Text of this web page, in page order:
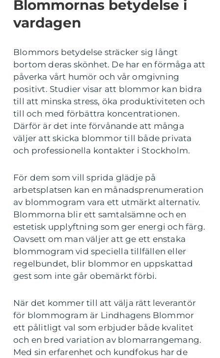
Blommornas betydelse i
vardagen
Blommors betydelse sträcker sig långt
bortom deras skönhet. De har en förmåga att
påverka vårt humör och vår omgivning
positivt. Studier visar att blommor kan bidra
till att minska stress, öka produktiviteten och
till och med förbättra koncentrationen.
Därför är det inte förvånande att många
väljer att skicka blommor till både privata
och professionella kontakter i Stockholm.
För dem som vill sprida glädje på
arbetsplatsen kan en månadsprenumeration
av blommogram vara ett utmärkt alternativ.
Blommorna blir ett samtalsämne och en
estetisk upplyftning som ger energi och färg.
Oavsett om man väljer att ge ett enstaka
blommogram vid speciella tillfällen eller
regelbundet, blir blommor en uppskattad
gest som inte går obemärkt förbi.
När det kommer till att välja rätt leverantör
för blommogram är Lindhagens Blommor
ett pålitligt val som erbjuder både kvalitet
och en bred variation av blomarrangemang.
Med sin erfarenhet och kundfokus har de